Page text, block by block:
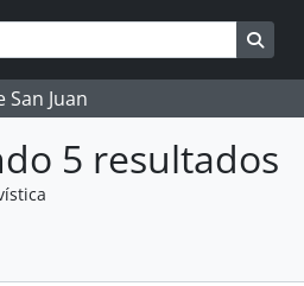
Juan
5 resultados